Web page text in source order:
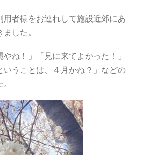
用者様をお連れして施設近郊にあ
した。
ね！」「見に来てよかった！」
いうことは、４月かね？」などの